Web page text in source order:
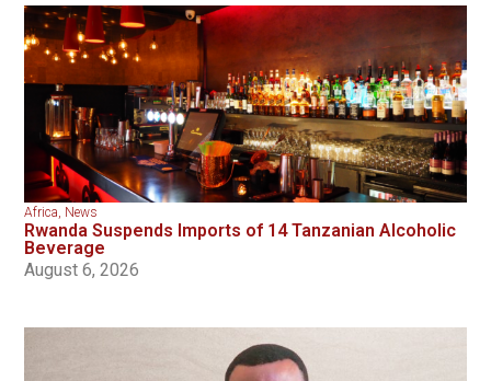
Africa News
Rwanda Suspends Imports of 14 Tanzanian Alcoholic
Beverage
August 6, 2026